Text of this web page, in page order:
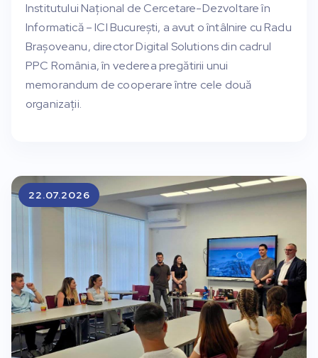
Institutului Național de Cercetare-Dezvoltare în
Informatică – ICI București, a avut o întâlnire cu Radu
Brașoveanu, director Digital Solutions din cadrul
PPC România, în vederea pregătirii unui
memorandum de cooperare între cele două
organizații.
22.07.2026